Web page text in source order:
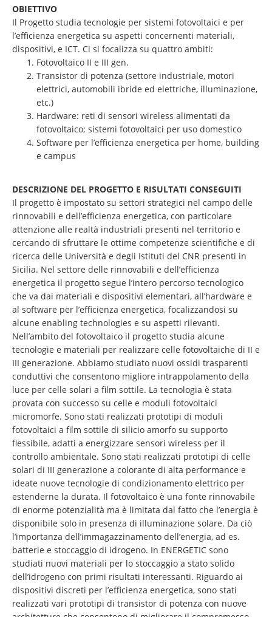
OBIETTIVO
Il Progetto studia tecnologie per sistemi fotovoltaici e per
l’efficienza energetica su aspetti concernenti materiali,
dispositivi, e ICT. Ci si focalizza su quattro ambiti:
Fotovoltaico II e III gen.
Transistor di potenza (settore industriale, motori
elettrici, automobili ibride ed elettriche, illuminazione,
etc.)
Hardware: reti di sensori wireless alimentati da
fotovoltaico; sistemi fotovoltaici per uso domestico
Software per l’efficienza energetica per home, building
e campus
DESCRIZIONE DEL PROGETTO E RISULTATI CONSEGUITI
Il progetto è impostato su settori strategici nel campo delle
rinnovabili e dell’efficienza energetica, con particolare
attenzione alle realtà industriali presenti nel territorio e
cercando di sfruttare le ottime competenze scientifiche e di
ricerca delle Università e degli Istituti del CNR presenti in
Sicilia. Nel settore delle rinnovabili e dell’efficienza
energetica il progetto segue l’intero percorso tecnologico
che va dai materiali e dispositivi elementari, all’hardware e
al software per l’efficienza energetica, focalizzandosi su
alcune enabling technologies e su aspetti rilevanti.
Nell’ambito del fotovoltaico il progetto studia alcune
tecnologie e materiali per realizzare celle fotovoltaiche di II e
III generazione. Abbiamo studiato nuovi ossidi trasparenti
conduttivi che consentono migliore intrappolamento della
luce per celle solari a film sottile. La tecnologia è stata
provata con successo su celle e moduli fotovoltaici
micromorfe. Sono stati realizzati prototipi di moduli
fotovoltaici a film sottile di silicio amorfo su supporto
flessibile, adatti a energizzare sensori wireless per il
controllo ambientale. Sono stati realizzati prototipi di celle
solari di III generazione a colorante di alta performance e
ideate nuove tecnologie di condizionamento elettrico per
estenderne la durata. Il fotovoltaico è una fonte rinnovabile
di enorme potenzialità ma è limitata dal fatto che l’energia è
disponibile solo in presenza di illuminazione solare. Da ciò
l’importanza dell’immagazzinamento dell’energia, ad es.
batterie e stoccaggio di idrogeno. In ENERGETIC sono
studiati nuovi materiali per lo stoccaggio a stato solido
dell’idrogeno con primi risultati interessanti. Riguardo ai
dispositivi discreti per l’efficienza energetica, sono stati
realizzati vari prototipi di transistor di potenza con nuove